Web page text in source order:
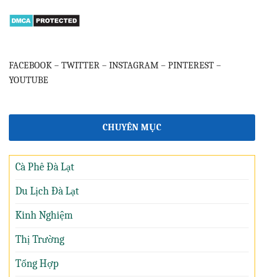
FACEBOOK – TWITTER – INSTAGRAM – PINTEREST –
YOUTUBE
CHUYÊN MỤC
Cà Phê Đà Lạt
Du Lịch Đà Lạt
Kinh Nghiệm
Thị Trường
Tổng Hợp